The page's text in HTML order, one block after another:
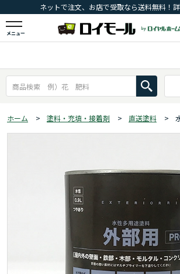
ネットで注文、お店で受取なら送料無料！
メニュー
ホーム > 塗料・充填・接着剤 > 直送塗料 >